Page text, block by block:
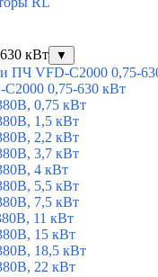
кВт
▼
ПЧ VFD-C2000 0,75-
0,75-630 кВт
0,75 кВт
1,5 кВт
2,2 кВт
3,7 кВт
4 кВт
5,5 кВт
7,5 кВт
11 кВт
15 кВт
18,5 кВт
22 кВт